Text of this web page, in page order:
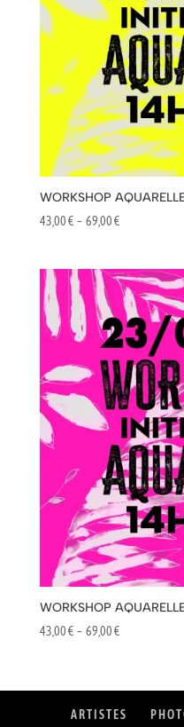
WORKSHOP
43,00€ – 69,00€Plage
43,00 €
à
69,00 €
WORKSHOP
43,00€ – 69,00€Plage
43,00 €
à
ARTISTES